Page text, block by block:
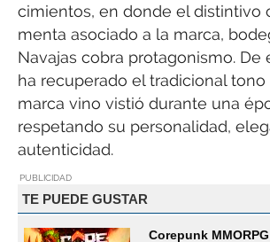
cimientos, en donde el distintivo
menta asociado a la marca,
Navajas cobra protagonismo. De
ha recuperado el tradicional tono
marca vino vistió durante una
respetando su personalidad,
autenticidad.
PUBLICIDAD
TE PUEDE GUSTAR
Corepunk MMORPG